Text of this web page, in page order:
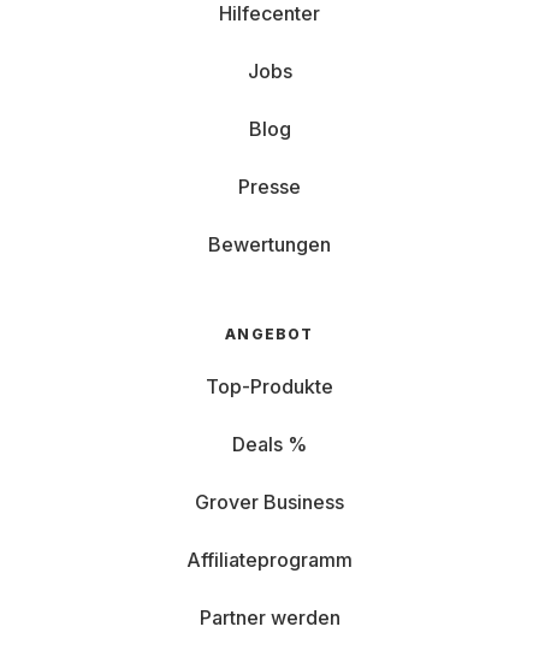
Hilfecenter
Jobs
Blog
Presse
Bewertungen
ANGEBOT
Top-Produkte
Deals %
Grover Business
Affiliateprogramm
Partner werden